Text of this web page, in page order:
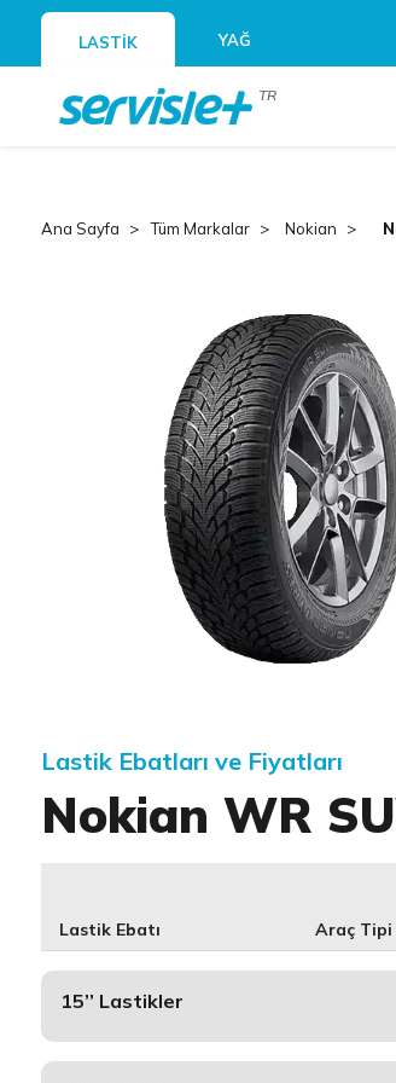
LASTİK YAĞ
TR
Ana Sayfa Tüm Markalar Nokian
Lastik Ebatları ve Fiyatları
Nokian WR
Lastik Ebatı Araç Tipi
15’’ Lastikler